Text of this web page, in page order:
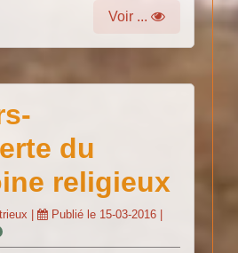
Voir ...
du
religieux
| Publié le 15-03-2016